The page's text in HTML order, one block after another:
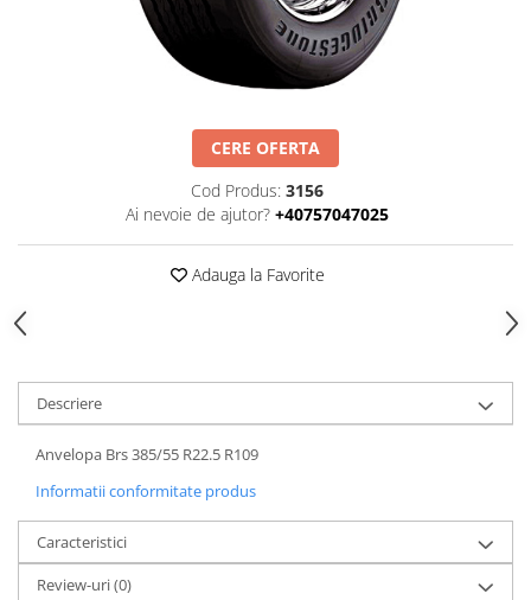
SUPAPE PNEUMATICE
CERE OFERTA
Cod Produs: 3156
Ai nevoie de ajutor? +40757047025
Adauga la Favorite
Descriere
Anvelopa Brs 385/55 R22.5 R109
Informatii conformitate produs
Caracteristici
Review-uri(0)